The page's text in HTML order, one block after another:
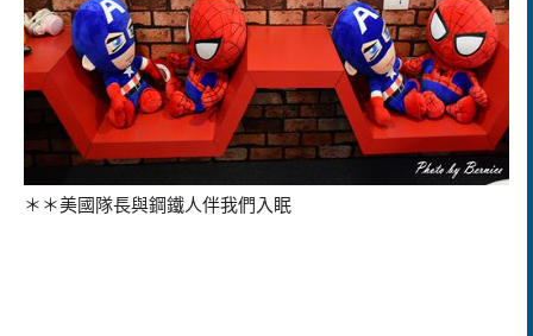
＊＊美國隊長與鋼鐵人伴我們入眠